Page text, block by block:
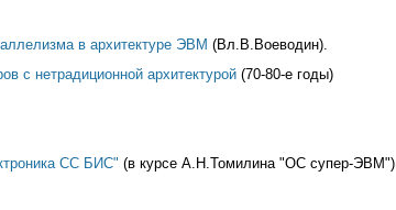
в архитектуре ЭВМ (Вл.В.Воеводин).
с нетрадиционной архитектурой (70-80-е годы)
СС БИС" (в курсе А.Н.Томилина "ОС супер-ЭВМ").